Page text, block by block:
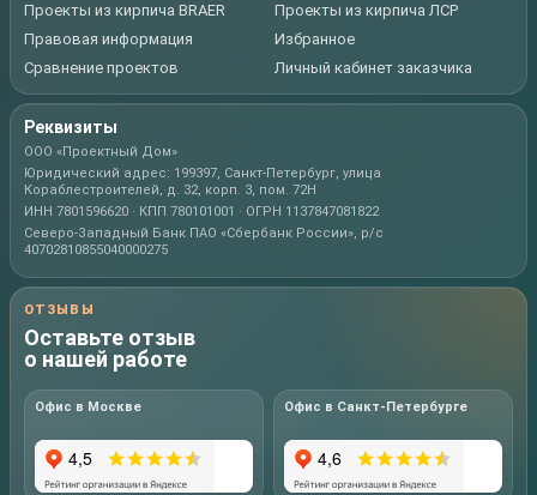
Проекты из кирпича BRAER
Проекты из кирпича ЛСР
Правовая информация
Избранное
Сравнение проектов
Личный кабинет заказчика
Реквизиты
ООО «Проектный Дом»
Юридический адрес: 199397, Санкт-Петербург, улица
Кораблестроителей, д. 32, корп. 3, пом. 72Н
ИНН 7801596620 · КПП 780101001 · ОГРН 1137847081822
Северо-Западный Банк ПАО «Сбербанк России», р/с
40702810855040000275
ОТЗЫВЫ
Оставьте отзыв
о нашей работе
Офис в Москве Офис в Санкт-Петербурге